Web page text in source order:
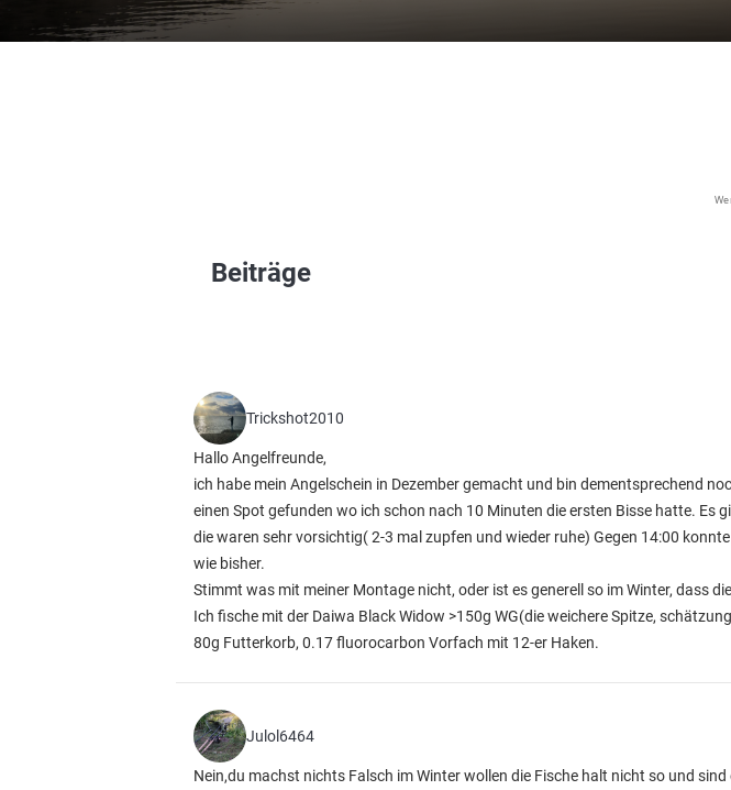
Beiträge
Trickshot2010
Hallo Angelfreunde,
ich habe mein Angelschein in Dezember gemacht und bin dementsprechend
einen Spot gefunden wo ich schon nach 10 Minuten die ersten Bisse hatte. Es
die waren sehr vorsichtig( 2-3 mal zupfen und wieder ruhe) Gegen 14:00
wie bisher.
Stimmt was mit meiner Montage nicht, oder ist es generell so im Winter, dass
Ich fische mit der Daiwa Black Widow >150g WG(die weichere Spitze,
80g Futterkorb, 0.17 fluorocarbon Vorfach mit 12-er Haken.
Julol6464
Nein,du machst nichts Falsch im Winter wollen die Fische halt nicht so und sind